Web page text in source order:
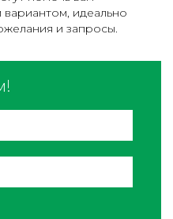
идеально
и запросы.